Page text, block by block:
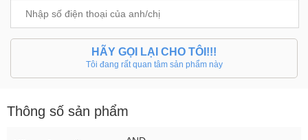
HÃY GỌI LẠI CHO TÔI!!!
Tôi đang rất quan tâm sản phẩm này
Thông số sản phẩm